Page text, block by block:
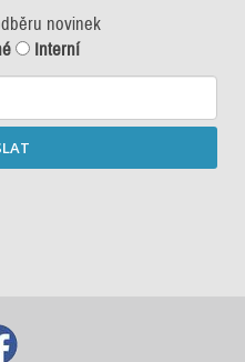
novinek
Interní